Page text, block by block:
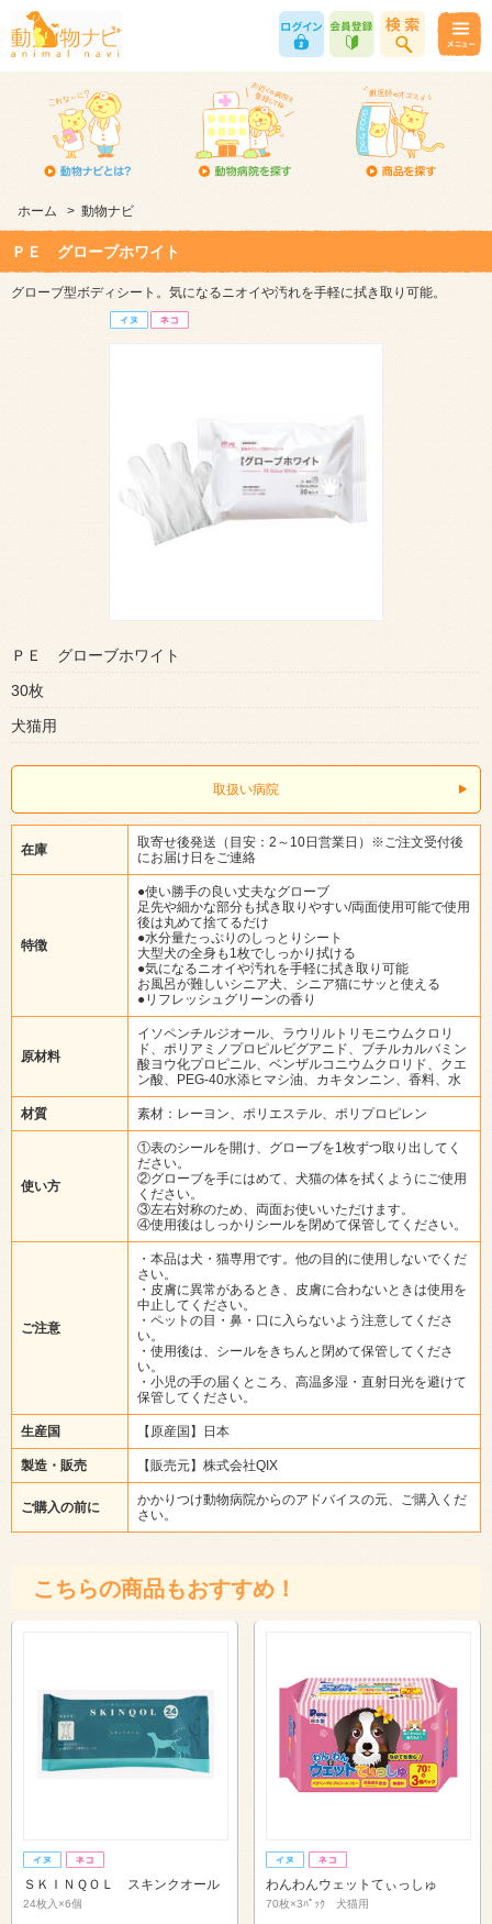
ホーム > 動物ナビ
ＰＥ グローブホワイト
グローブ型ボディシート。気になるニオイや汚れを手軽に拭き取り可能。
ＰＥ グローブホワイト
30枚
犬猫用
取扱い病院
在庫
取寄せ後発送（目安：2～10日営業日）※ご注文受付後
にお届け日をご連絡
特徴
●使い勝手の良い丈夫なグローブ
足先や細かな部分も拭き取りやすい/両面使用可能で使用
後は丸めて捨てるだけ
●水分量たっぷりのしっとりシート
大型犬の全身も1枚でしっかり拭ける
●気になるニオイや汚れを手軽に拭き取り可能
お風呂が難しいシニア犬、シニア猫にサッと使える
●リフレッシュグリーンの香り
原材料
イソペンチルジオール、ラウリルトリモニウムクロリ
ド、ポリアミノプロピルビグアニド、ブチルカルバミン
酸ヨウ化プロピニル、ベンザルコニウムクロリド、クエ
ン酸、PEG-40水添ヒマシ油、カキタンニン、香料、水
材質 素材：レーヨン、ポリエステル、ポリプロピレン
使い方
①表のシールを開け、グローブを1枚ずつ取り出してく
ださい。
②グローブを手にはめて、犬猫の体を拭くようにご使用
ください。
③左右対称のため、両面お使いいただけます。
④使用後はしっかりシールを閉めて保管してください。
ご注意
・本品は犬・猫専用です。他の目的に使用しないでくだ
さい。
・皮膚に異常があるとき、皮膚に合わないときは使用を
中止してください。
・ペットの目・鼻・口に入らないよう注意してくださ
い。
・使用後は、シールをきちんと閉めて保管してくださ
い。
・小児の手の届くところ、高温多湿・直射日光を避けて
保管してください。
生産国 【原産国】日本
製造・販売 【販売元】株式会社QIX
ご購入の前に
かかりつけ動物病院からのアドバイスの元、ご購入くだ
さい。
こちらの商品もおすすめ！
ＳＫＩＮＱＯＬ スキンクオール
24枚入×6個
わんわんウェットてぃっしゅ
70枚×3ﾊﾟｯｸ 犬猫用